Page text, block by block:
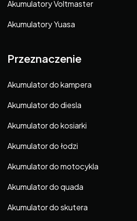
Akumulatory Voltmaster
Akumulatory Yuasa
Przeznaczenie
Akumulator do kampera
Akumulator do diesla
Akumulator do kosiarki
Akumulator do łodzi
Akumulator do motocykla
Akumulator do quada
Akumulator do skutera